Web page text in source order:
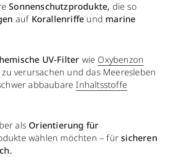
Sonnenschutzprodukte, die so
auf Korallenriffe und marine
UV-Filter wie Oxybenzon
verursachen und das Meeresleben
abbaubare Inhaltsstoffe
als Orientierung für
wählen möchten – für sicheren